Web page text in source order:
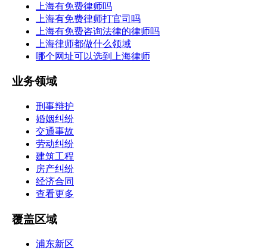
上海有免费律师吗
上海有免费律师打官司吗
上海有免费咨询法律的律师吗
上海律师都做什么领域
哪个网址可以选到上海律师
业务领域
刑事辩护
婚姻纠纷
交通事故
劳动纠纷
建筑工程
房产纠纷
经济合同
查看更多
覆盖区域
浦东新区